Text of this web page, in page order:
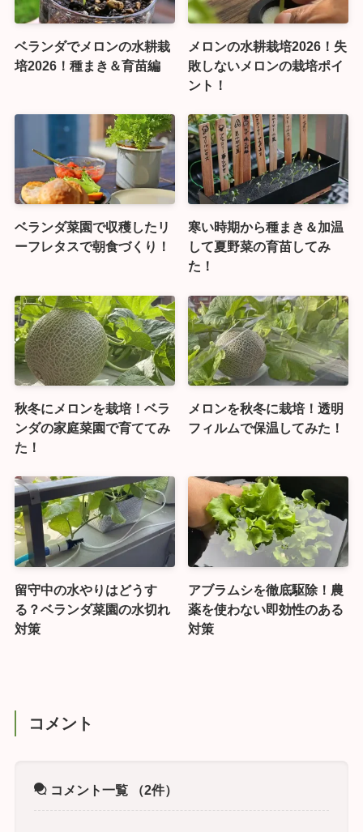
ベランダでメロンの水耕栽
培2026！種まき＆育苗編
メロンの水耕栽培2026！失
敗しないメロンの栽培ポイ
ント！
ベランダ菜園で収穫したリ
ーフレタスで朝食づくり！
寒い時期から種まき＆加温
して夏野菜の育苗してみ
た！
秋冬にメロンを栽培！ベラ
ンダの家庭菜園で育ててみ
た！
メロンを秋冬に栽培！透明
フィルムで保温してみた！
留守中の水やりはどうす
る？ベランダ菜園の水切れ
対策
アブラムシを徹底駆除！農
薬を使わない即効性のある
対策
コメント
コメント一覧 （2件）